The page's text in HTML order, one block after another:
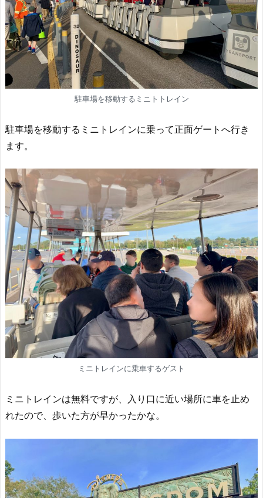
駐車場を移動するミニトトレイン
駐車場を移動するミニトレインに乗って正面ゲートへ行き
ます。
ミニトレインに乗車するゲスト
ミニトレインは無料ですが、入り口に近い場所に車を止め
れたので、歩いた方が早かったかな。